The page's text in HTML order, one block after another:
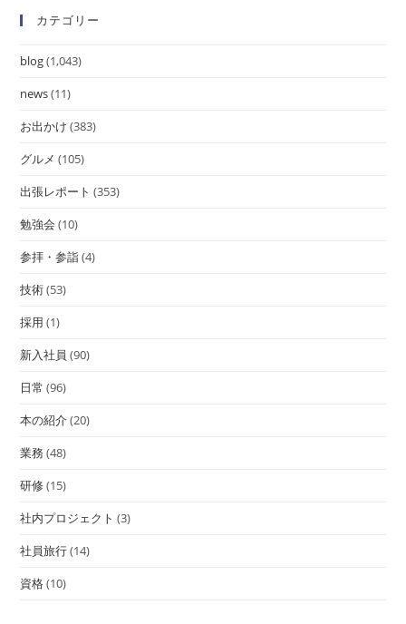
カテゴリー
blog(1,043)
news(11)
お出かけ (383)
グルメ (105)
出張レポート (353)
勉強会 (10)
参拝・参詣(4)
技術(53)
採用 (1)
新入社員 (90)
日常 (96)
本の紹介(20)
業務(48)
研修(15)
社内プロジェクト (3)
社員旅行(14)
資格(10)